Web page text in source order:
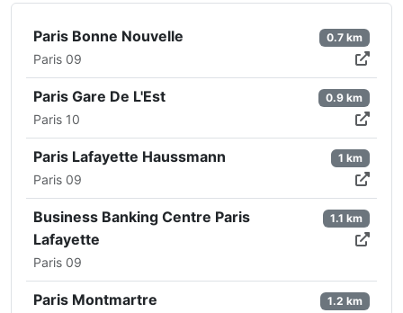
Paris Bonne Nouvelle
Paris 09
0.7 km
Paris Gare De L'Est
Paris 10
0.9 km
Paris Lafayette Haussmann
Paris 09
1 km
Business Banking Centre Paris
Lafayette
Paris 09
1.1 km
Paris Montmartre 1.2 km